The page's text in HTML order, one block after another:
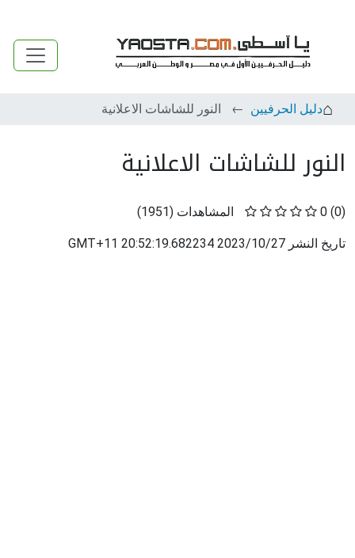
دليل الحرفيين النور للشاشات الاعلانية
النور للشاشات الاعلانية
(0)
0 المشاهدات (
1951
)
تاريخ النشر 2023/10/27 20:52:19.682234 GMT+11